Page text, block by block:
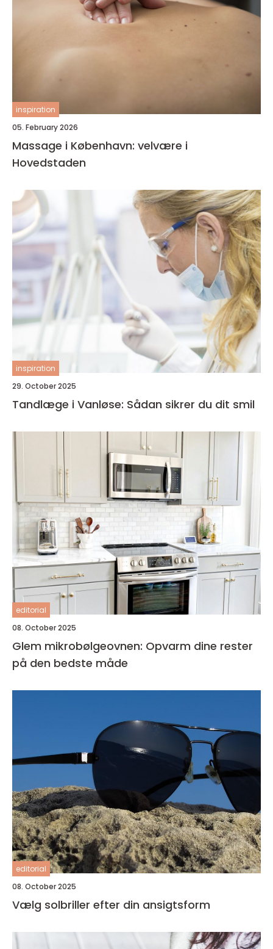
inspiration
05. February 2026
Massage i København: velvære i
Hovedstaden
inspiration
29. October 2025
Tandlæge i Vanløse: Sådan sikrer du dit smil
editorial
08. October 2025
Glem mikrobølgeovnen: Opvarm dine rester
på den bedste måde
editorial
08. October 2025
Vælg solbriller efter din ansigtsform